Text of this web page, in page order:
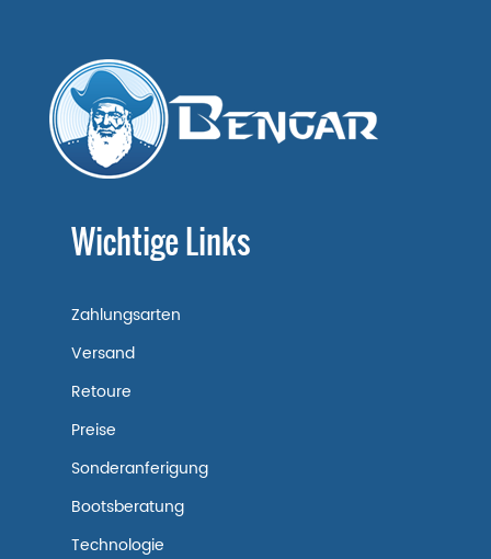
Wichtige Links
Zahlungsarten
Versand
Retoure
Preise
Sonderanferigung
Bootsberatung
Technologie